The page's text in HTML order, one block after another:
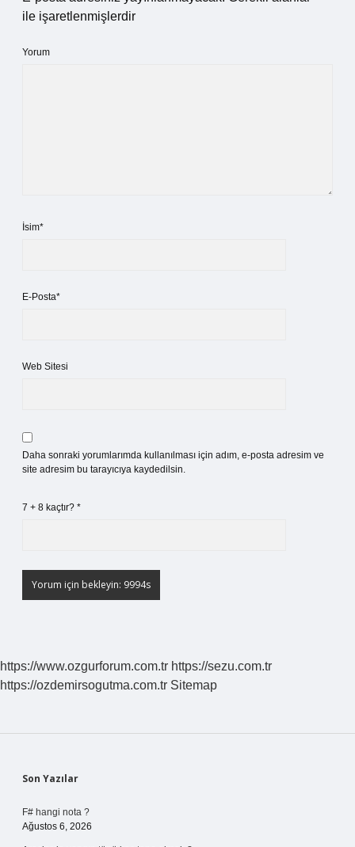
ile işaretlenmişlerdir
Yorum
İsim*
E-Posta*
Web Sitesi
Daha sonraki yorumlarımda kullanılması için adım, e-posta adresim ve
site adresim bu tarayıcıya kaydedilsin.
7 + 8 kaçtır? *
https://www.ozgurforum.com.tr https://sezu.com.tr
https://ozdemirsogutma.com.tr Sitemap
Sidebar
Son Yazılar
F# hangi nota ?
Ağustos 6, 2026